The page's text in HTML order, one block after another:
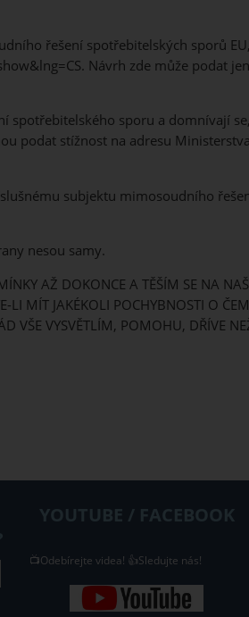
řešení spotřebitelských sporů
Návrh zde může podat
spotřebitelského sporu a domnívají
podat stížnost na adresu
subjektu mimosoudního
nesou samy.
AŽ DOKONCE A TĚŠÍM SE NA
LI MÍT JAKÉKOLI POCHYBNOSTI O
VŠE VYSVĚTLÍM, POMOHU, DŘÍVE
YOUTUBE / FACEBOOK
📺Odebírejte videa! 👍Sledujte nás!